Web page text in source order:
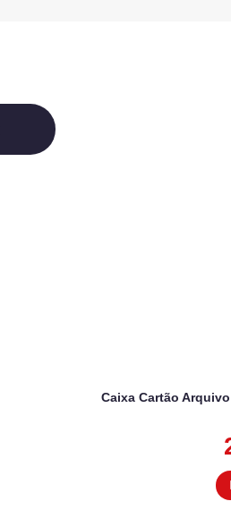
Caixa Cartão